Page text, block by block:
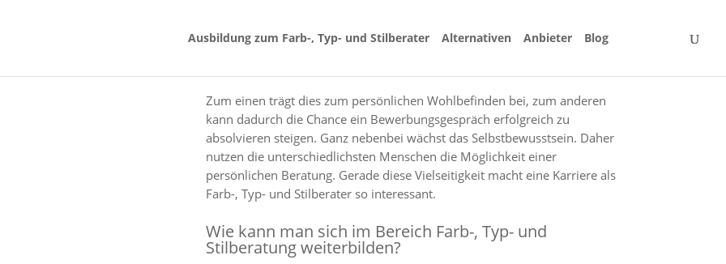
Ausbildung zum Farb-, Typ- und Stilberater Alternativen Anbieter Blog
Zum einen trägt dies zum persönlichen Wohlbefinden bei, zum anderen
kann dadurch die Chance ein Bewerbungsgespräch erfolgreich zu
absolvieren steigen. Ganz nebenbei wächst das Selbstbewusstsein. Daher
nutzen die unterschiedlichsten Menschen die Möglichkeit einer
persönlichen Beratung. Gerade diese Vielseitigkeit macht eine Karriere als
Farb-, Typ- und Stilberater so interessant.
Wie kann man sich im Bereich Farb-, Typ- und
Stilberatung weiterbilden?